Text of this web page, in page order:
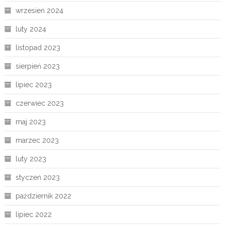
wrzesień 2024
luty 2024
listopad 2023
sierpień 2023
lipiec 2023
czerwiec 2023
maj 2023
marzec 2023
luty 2023
styczeń 2023
październik 2022
lipiec 2022